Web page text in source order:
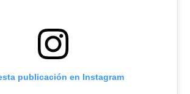
publicación en Instagram